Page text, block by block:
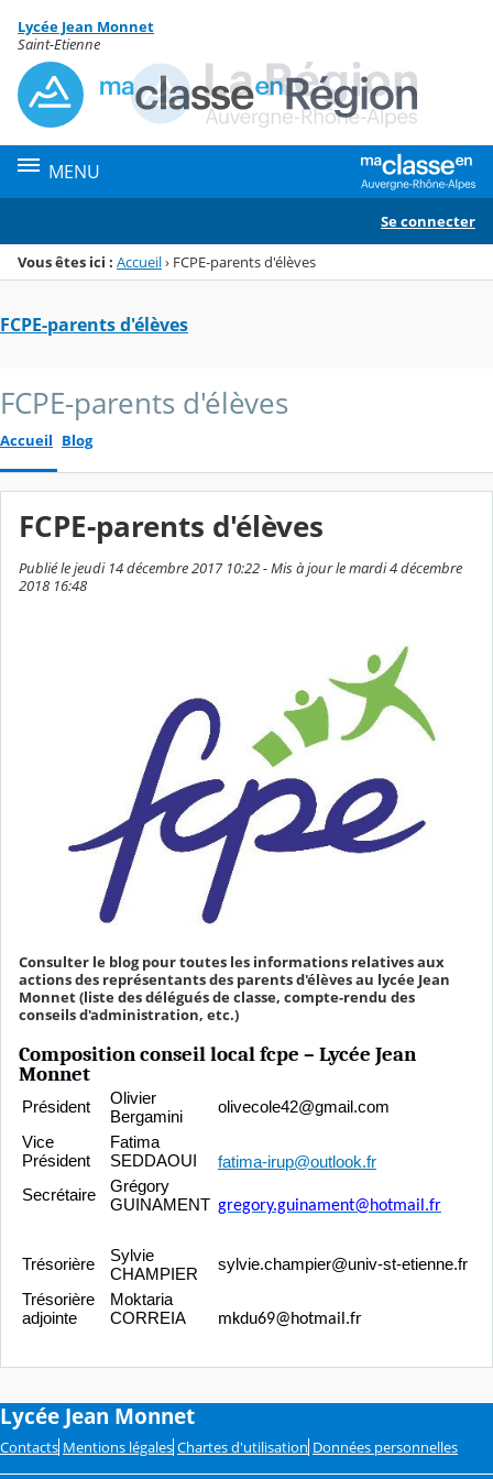
Menu de la rubrique
Contenu
Lycée Jean Monnet
Saint-Etienne
MENU
Se connecter
Vous êtes ici : Accueil› FCPE-parents d'élèves
FCPE-parents d'élèves
FCPE-parents d'élèves
Accueil Blog
FCPE-parents d'élèves
Publié le jeudi 14 décembre 2017 10:22 - Mis à jour le mardi 4 décembre
2018 16:48
Consulter le blog pour toutes les informations relatives aux
actions des représentants des parents d'élèves au lycée Jean
Monnet (liste des délégués de classe, compte-rendu des
conseils d'administration, etc.)
Composition conseil local fcpe – Lycée Jean
Monnet
Président
Olivier
Bergamini
olivecole42@gmail.com
Vice
Président
Fatima
SEDDAOUI
fatima-irup@outlook.fr
Secrétaire
Grégory
GUINAMENT gregory.guinament@hotmail.fr
Trésorière
Sylvie
CHAMPIER
sylvie.champier@univ-st-etienne.fr
Trésorière
adjointe
Moktaria
CORREIA
mkdu69@hotmail.fr
Lycée Jean Monnet
Contacts Mentions légales Chartes d'utilisation Données personnelles